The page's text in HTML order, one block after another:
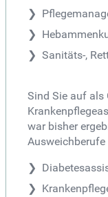
Sanitäts-,
Sind Sie auf als
war bisher